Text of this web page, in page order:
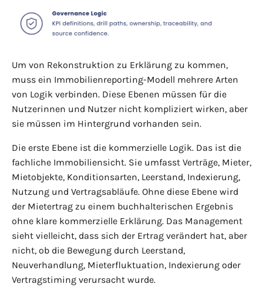
Um von Rekonstruktion zu Erklärung zu kommen,
muss ein Immobilienreporting-Modell mehrere Arten
von Logik verbinden. Diese Ebenen müssen für die
Nutzerinnen und Nutzer nicht kompliziert wirken, aber
sie müssen im Hintergrund vorhanden sein.
Die erste Ebene ist die kommerzielle Logik. Das ist die
fachliche Immobiliensicht. Sie umfasst Verträge, Mieter,
Mietobjekte, Konditionsarten, Leerstand, Indexierung,
Nutzung und Vertragsabläufe. Ohne diese Ebene wird
der Mietertrag zu einem buchhalterischen Ergebnis
ohne klare kommerzielle Erklärung. Das Management
sieht vielleicht, dass sich der Ertrag verändert hat, aber
nicht, ob die Bewegung durch Leerstand,
Neuverhandlung, Mieterfluktuation, Indexierung oder
Vertragstiming verursacht wurde.